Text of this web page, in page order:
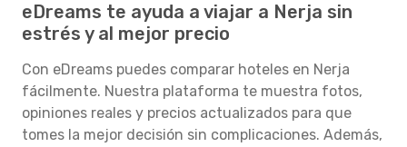
eDreams te ayuda a viajar a Nerja sin
estrés y al mejor precio
Con eDreams puedes comparar hoteles en Nerja
fácilmente. Nuestra plataforma te muestra fotos,
opiniones reales y precios actualizados para que
tomes la mejor decisión sin complicaciones. Además,